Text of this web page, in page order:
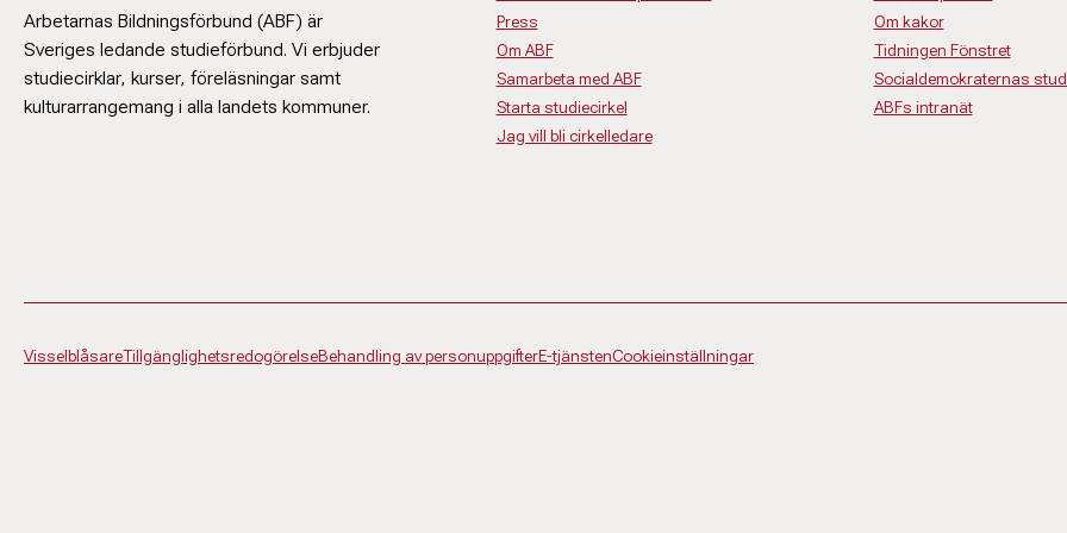
Arbetarnas Bildningsförbund (ABF) är
Sveriges ledande studieförbund. Vi erbjuder
studiecirklar, kurser, föreläsningar samt
kulturarrangemang i alla landets kommuner.
Press
Om ABF
Samarbeta med ABF
Starta studiecirkel
Jag vill bli cirkelledare
Om kakor
Tidningen Fönstret
Socialdemokraternas
ABFs intranät
VisselblåsareTillgänglighetsredogörelseBehandling av personuppgifterE-tjänstenCookieinställningar